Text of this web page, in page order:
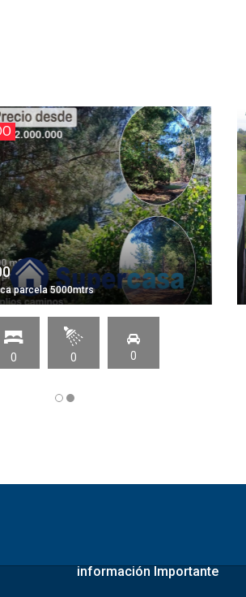
parcela 5000mtrs
0 0 0
información Importante